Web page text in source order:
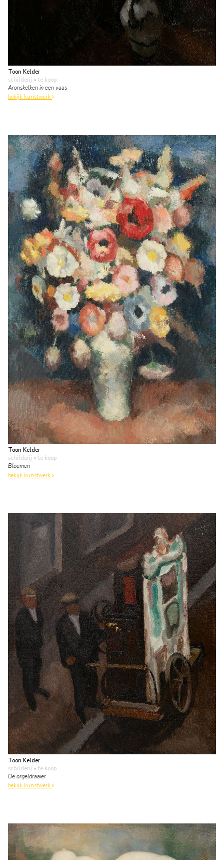
Toon Kelder
schilderij • te koop
Aronskelken in een vaas
bekijk kunstwerk
Toon Kelder
schilderij • te koop
Bloemen
bekijk kunstwerk
Toon Kelder
schilderij • te koop
De orgeldraaier
bekijk kunstwerk